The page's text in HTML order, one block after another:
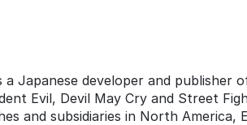
a Japanese developer and
Evil, Devil May Cry and Street
and subsidiaries in North America,